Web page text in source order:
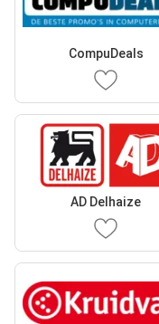
CompuDeals
AD Delhaize